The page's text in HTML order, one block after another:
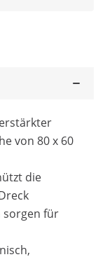
von 80 x 60
die
sorgen für